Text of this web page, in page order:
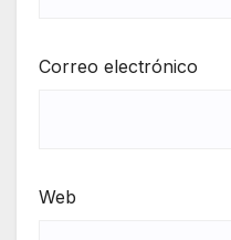
Correo electrónico
Web